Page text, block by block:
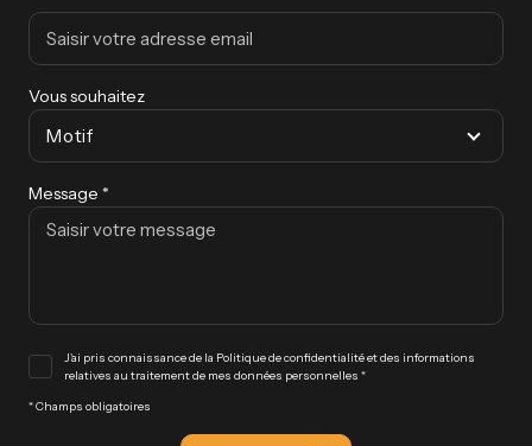
Vous souhaitez
Motif
Message *
J'ai pris connaissance de la Politique de confidentialité et des informations
relatives au traitement de mes données personnelles *
* Champs obligatoires